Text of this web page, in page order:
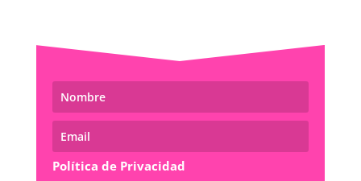
Política de Privacidad